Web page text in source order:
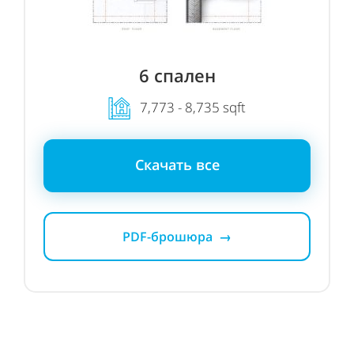
6 спален
7,773 - 8,735 sqft
Скачать все
PDF-брошюра →